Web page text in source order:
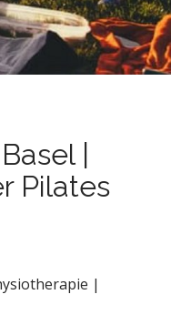
|
Pilates
|